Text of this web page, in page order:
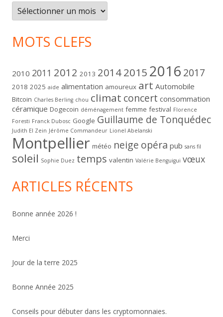
Archives
MOTS CLEFS
2010 2011 2012 2013 20142015 2016 2017
2018 2025 aide alimentation amoureux art Automobile
Bitcoin Charles Berling chou climat concert consommation
céramique Dogecoin déménagement femme festival Florence
Foresti Franck Dubosc Google Guillaume de Tonquédec
Judith El Zein Jérôme Commandeur Lionel Abelanski
Montpellier météo neige opéra pub sans fil
soleil Sophie Duez temps valentin Valérie Benguigui vœux
ARTICLES RÉCENTS
Bonne année 2026 !
Merci
Jour de la terre 2025
Bonne Année 2025
Conseils pour débuter dans les cryptomonnaies.